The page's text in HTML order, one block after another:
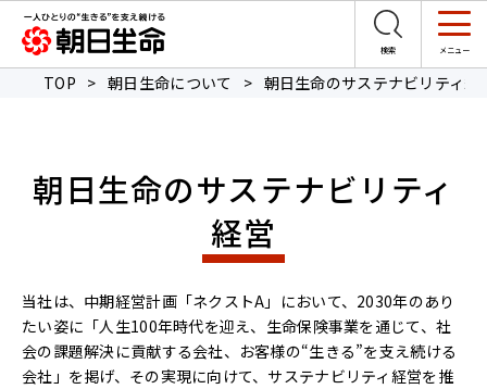
TOP > 朝日生命について > 朝日生命のサステナビリティ経
朝日生命のサステナビリティ
経営
当社は、中期経営計画「ネクストA」において、2030年のあり
たい姿に「人生100年時代を迎え、生命保険事業を通じて、社
会の課題解決に貢献する会社、お客様の“生きる”を支え続ける
会社」を掲げ、その実現に向けて、サステナビリティ経営を推